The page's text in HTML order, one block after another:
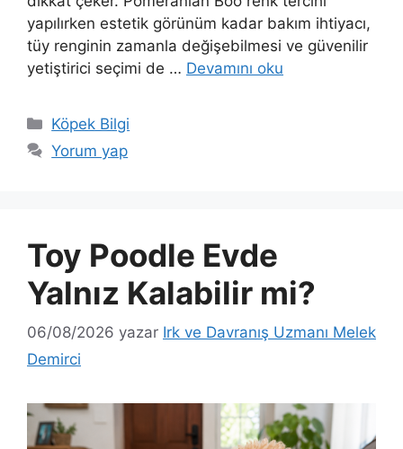
yapılırken estetik görünüm kadar bakım ihtiyacı,
tüy renginin zamanla değişebilmesi ve güvenilir
yetiştirici seçimi de … Devamını oku
Kategoriler
Köpek Bilgi
Yorum yap
Toy Poodle Evde
Yalnız Kalabilir mi?
06/08/2026 yazar Irk ve Davranış Uzmanı Melek
Demirci